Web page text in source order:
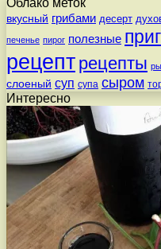
вкусный грибами десерт
печенье пирог полезные
рецепт рецепты
слоеный суп супа сыром
Интересно